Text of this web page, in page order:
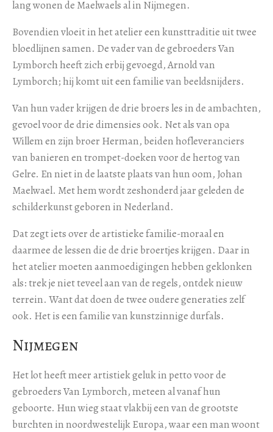
lang wonen de Maelwaels al in Nijmegen.
Bovendien vloeit in het atelier een kunsttraditie uit twee
bloedlijnen samen. De vader van de gebroeders Van
Lymborch heeft zich erbij gevoegd, Arnold van
Lymborch; hij komt uit een familie van beeldsnijders.
Van hun vader krijgen de drie broers les in de ambachten,
gevoel voor de drie dimensies ook. Net als van opa
Willem en zijn broer Herman, beiden hofleveranciers
van banieren en trompet-doeken voor de hertog van
Gelre. En niet in de laatste plaats van hun oom, Johan
Maelwael. Met hem wordt zeshonderd jaar geleden de
schilderkunst geboren in Nederland.
Dat zegt iets over de artistieke familie-moraal en
daarmee de lessen die de drie broertjes krijgen. Daar in
het atelier moeten aanmoedigingen hebben geklonken
als: trek je niet teveel aan van de regels, ontdek nieuw
terrein. Want dat doen de twee oudere generaties zelf
ook. Het is een familie van kunstzinnige durfals.
Nijmegen
Het lot heeft meer artistiek geluk in petto voor de
gebroeders Van Lymborch, meteen al vanaf hun
geboorte. Hun wieg staat vlakbij een van de grootste
burchten in noordwestelijk Europa, waar een man woont